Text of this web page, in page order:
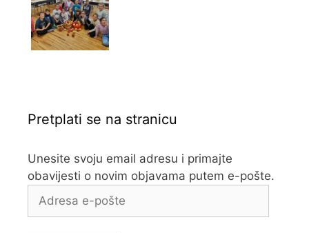
Pretplati se na stranicu
Unesite svoju email adresu i primajte
obavijesti o novim objavama putem e-pošte.
Adresa